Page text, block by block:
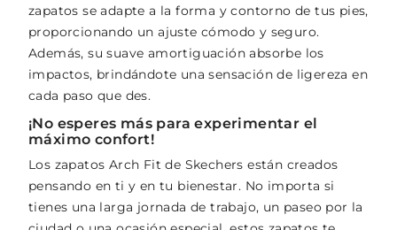
zapatos se adapte a la forma y contorno de tus pies,
proporcionando un ajuste cómodo y seguro.
Además, su suave amortiguación absorbe los
impactos, brindándote una sensación de ligereza en
cada paso que des.
¡No esperes más para experimentar el
máximo confort!
Los zapatos Arch Fit de Skechers están creados
pensando en ti y en tu bienestar. No importa si
tienes una larga jornada de trabajo, un paseo por la